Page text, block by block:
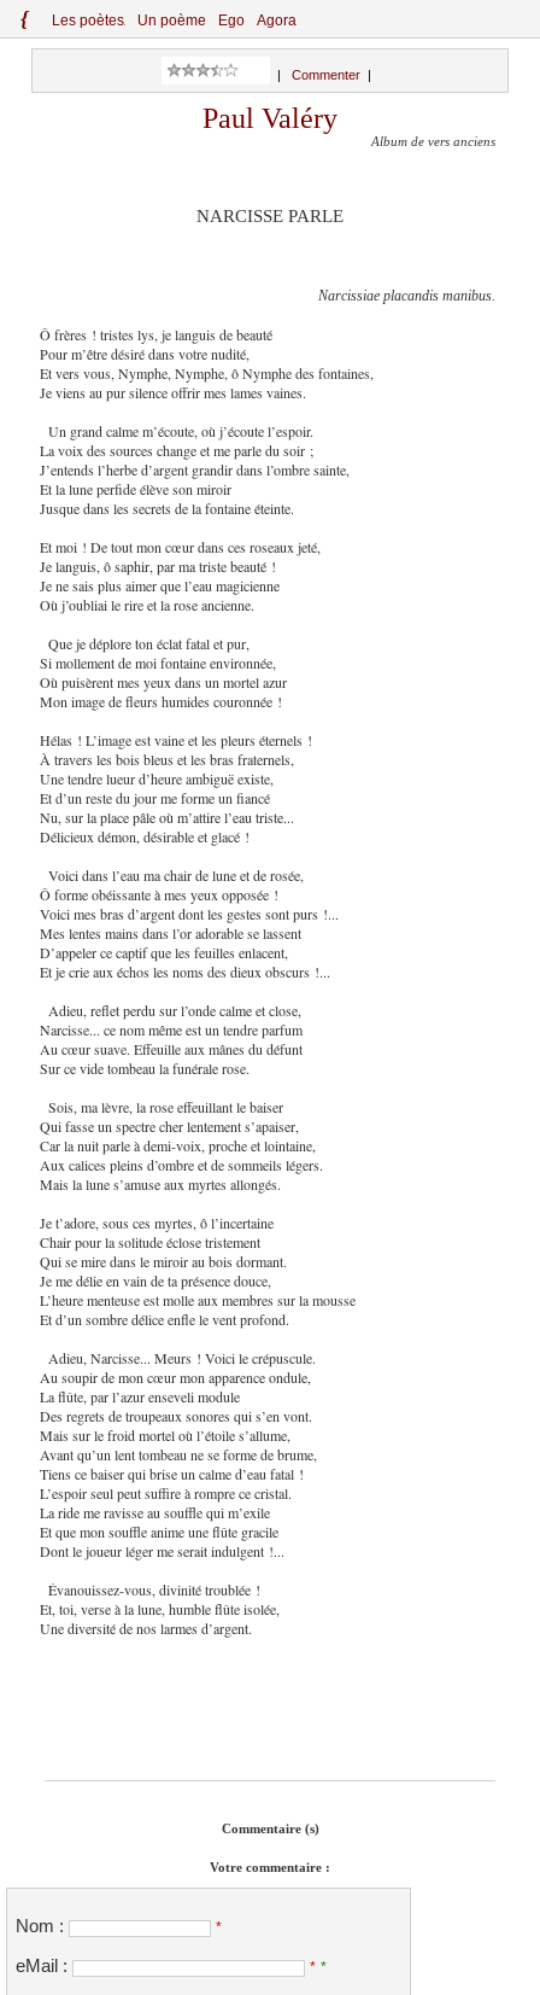
{ Les poètes Un poème Ego Agora
Commenter
Paul Valéry
Album de vers anciens
NARCISSE PARLE
Narcissiae placandis manibus.
Ô frères ! tristes lys, je languis de beauté
Pour m’être désiré dans votre nudité,
Et vers vous, Nymphe, Nymphe, ô Nymphe des fontaines,
Je viens au pur silence offrir mes lames vaines.
Un grand calme m’écoute, où j’écoute l’espoir.
La voix des sources change et me parle du soir ;
J’entends l’herbe d’argent grandir dans l’ombre sainte,
Et la lune perfide élève son miroir
Jusque dans les secrets de la fontaine éteinte.
Et moi ! De tout mon cœur dans ces roseaux jeté,
Je languis, ô saphir, par ma triste beauté !
Je ne sais plus aimer que l’eau magicienne
Où j’oubliai le rire et la rose ancienne.
Que je déplore ton éclat fatal et pur,
Si mollement de moi fontaine environnée,
Où puisèrent mes yeux dans un mortel azur
Mon image de fleurs humides couronnée !
Hélas ! L’image est vaine et les pleurs éternels !
À travers les bois bleus et les bras fraternels,
Une tendre lueur d’heure ambiguë existe,
Et d’un reste du jour me forme un fiancé
Nu, sur la place pâle où m’attire l’eau triste...
Délicieux démon, désirable et glacé !
Voici dans l’eau ma chair de lune et de rosée,
Ô forme obéissante à mes yeux opposée !
Voici mes bras d’argent dont les gestes sont purs !...
Mes lentes mains dans l’or adorable se lassent
D’appeler ce captif que les feuilles enlacent,
Et je crie aux échos les noms des dieux obscurs !...
Adieu, reflet perdu sur l’onde calme et close,
Narcisse... ce nom même est un tendre parfum
Au cœur suave. Effeuille aux mânes du défunt
Sur ce vide tombeau la funérale rose.
Sois, ma lèvre, la rose effeuillant le baiser
Qui fasse un spectre cher lentement s’apaiser,
Car la nuit parle à demi-voix, proche et lointaine,
Aux calices pleins d’ombre et de sommeils légers.
Mais la lune s’amuse aux myrtes allongés.
Je t’adore, sous ces myrtes, ô l’incertaine
Chair pour la solitude éclose tristement
Qui se mire dans le miroir au bois dormant.
Je me délie en vain de ta présence douce,
L’heure menteuse est molle aux membres sur la mousse
Et d’un sombre délice enfle le vent profond.
Adieu, Narcisse... Meurs ! Voici le crépuscule.
Au soupir de mon cœur mon apparence ondule,
La flûte, par l’azur enseveli module
Des regrets de troupeaux sonores qui s’en vont.
Mais sur le froid mortel où l’étoile s’allume,
Avant qu’un lent tombeau ne se forme de brume,
Tiens ce baiser qui brise un calme d’eau fatal !
L’espoir seul peut suffire à rompre ce cristal.
La ride me ravisse au souffle qui m’exile
Et que mon souffle anime une flûte gracile
Dont le joueur léger me serait indulgent !...
Évanouissez-vous, divinité troublée !
Et, toi, verse à la lune, humble flûte isolée,
Une diversité de nos larmes d’argent.
Commentaire (s)
Votre commentaire :
Nom : *
eMail : * *